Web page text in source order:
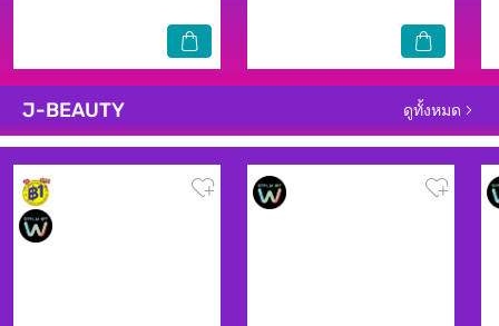
J-BEAUTY ดูทั้งหมด